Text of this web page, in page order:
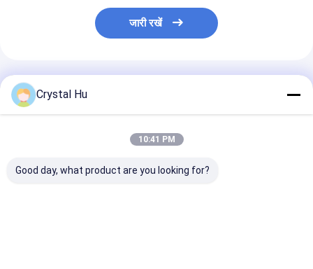
जारी रखें
अनुशंसित उत्पाद
Crystal Hu
10:41 PM
Good day, what product are you looking for?